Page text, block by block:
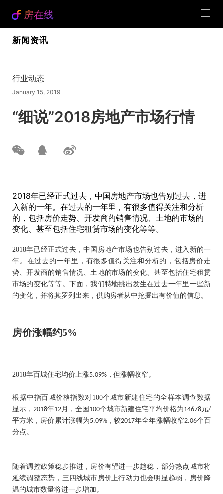
房在线
新闻资讯
行业动态
January 15, 2019
“细说”2018房地产市场行情
2018年已经正式过去，中国房地产市场也告别过去，进
入新的一年。在过去的一年里，有很多值得关注和分析
的，包括房价走势、开发商的销售情况、土地的市场的
变化、甚至包括住宅租赁市场的变化等等。
2018年已经正式过去，中国房地产市场也告别过去，进入新的一
年。在过去的一年里，有很多值得关注和分析的，包括房价走
势、开发商的销售情况、土地的市场的变化、甚至包括住宅租赁
市场的变化等等。下面，我们特地挑出发生在过去一年里一些新
的变化，并将其罗列出来，供购房者从中挖掘出有价值的信息。
房价涨幅约5%
2018年百城住宅均价上涨5.09% ，但涨幅收窄。
根据中指百城价格指数对100个城市新建住宅的全样本调查数据
显示，2018年12月，全国 100个城市新建住宅平均价格为14678元/
平方米，房价累计涨幅为5.09%，较2017年全年涨幅收窄2.06个百
分点。
随着调控政策稳步推进，房价有望进一步趋稳，部分热点城市将
延续调整态势，三四线城市房价上行动力也会明显趋弱，房价降
温的城市数量将进一步增加。